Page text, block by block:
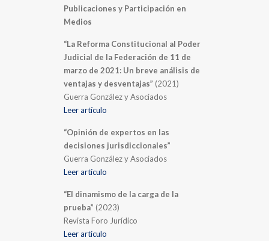
Publicaciones y Participación en
Medios
“La Reforma Constitucional al Poder
Judicial de la Federación de 11 de
marzo de 2021: Un breve análisis de
ventajas y desventajas” (2021)
Guerra González y Asociados
Leer artículo
“Opinión de expertos en las
decisiones jurisdiccionales”
Guerra González y Asociados
Leer artículo
“El dinamismo de la carga de la
prueba” (2023)
Revista Foro Jurídico
Leer artículo